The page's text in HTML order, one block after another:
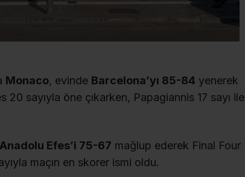
Monaco, evinde Barcelona’yı 85-84 yenerek
sayıyla öne çıkarken, Papagiannis 17 sayı ile
Anadolu Efes’i 75-67 mağlup ederek Final Four
maçın en skorer ismi oldu.